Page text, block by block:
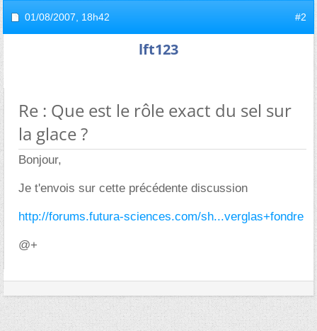
01/08/2007, 18h42 #2
lft123
Re : Que est le rôle exact du sel sur
la glace ?
Bonjour,
Je t'envois sur cette précédente discussion
http://forums.futura-sciences.com/sh...verglas+fondre
@+